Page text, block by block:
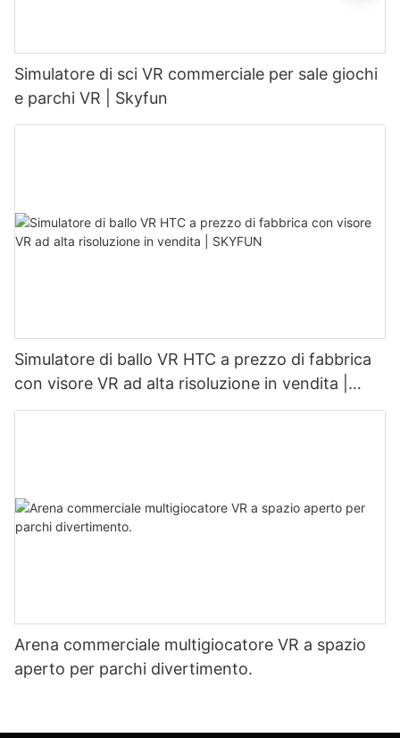
Simulatore di sci VR commerciale per sale giochi
e parchi VR | Skyfun
Simulatore di ballo VR HTC a prezzo di fabbrica
con visore VR ad alta risoluzione in vendita |
SKYFUN
Arena commerciale multigiocatore VR a spazio
aperto per parchi divertimento.